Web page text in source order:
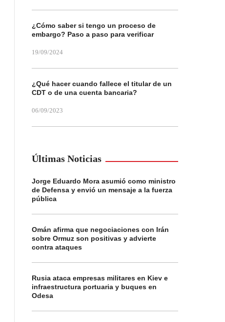
¿Cómo saber si tengo un proceso de
embargo? Paso a paso para verificar
19/09/2024
¿Qué hacer cuando fallece el titular de un
CDT o de una cuenta bancaria?
06/09/2023
Últimas Noticias
Jorge Eduardo Mora asumió como ministro
de Defensa y envió un mensaje a la fuerza
pública
Omán afirma que negociaciones con Irán
sobre Ormuz son positivas y advierte
contra ataques
Rusia ataca empresas militares en Kiev e
infraestructura portuaria y buques en
Odesa